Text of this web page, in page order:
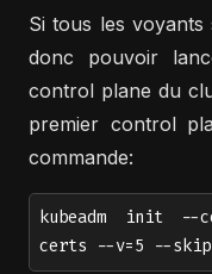
Si tous les
donc pouvoir
control plane du
premier control
commande:
kubeadm init --
certs --v=5 --skip-